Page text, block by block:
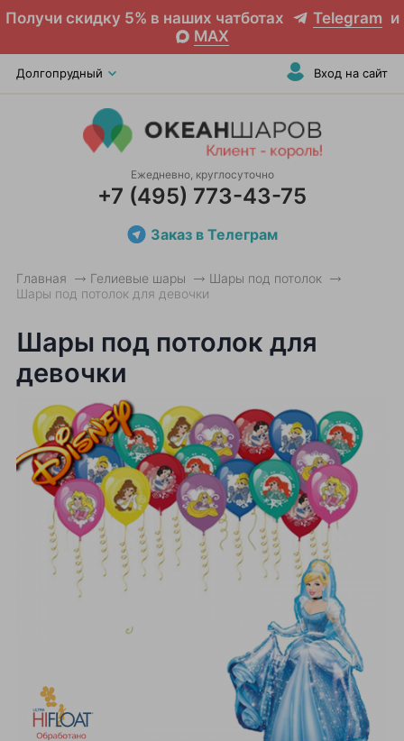
Получи скидку 5% в наших чатботах Telegram и
MAX
Долгопрудный Вход на сайт
Ежедневно, круглосуточно
+7 (495) 773-43-75
Заказ в Телеграм
Главная Гелиевые шары
Шары под потолок
Шары под потолок для девочки
Шары под потолок для
девочки